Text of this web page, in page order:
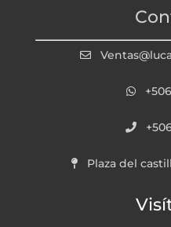
Plaza del